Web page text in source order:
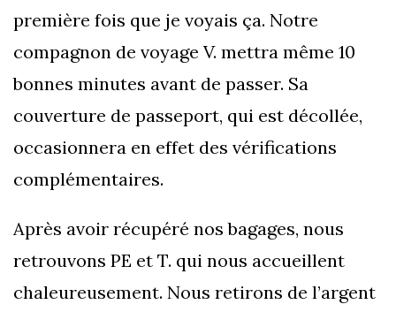
première fois que je voyais ça. Notre
compagnon de voyage V. mettra même 10
bonnes minutes avant de passer. Sa
couverture de passeport, qui est décollée,
occasionnera en effet des vérifications
complémentaires.
Après avoir récupéré nos bagages, nous
retrouvons PE et T. qui nous accueillent
chaleureusement. Nous retirons de l’argent